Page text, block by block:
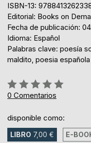
ISBN-13:
Editorial: Books on
Fecha de publicación:
Idioma: Español
Palabras clave: poesía
maldito, poesia española
Rating:
0%
0 Comentarios
disponible como:
LIBRO 7,00 € E-